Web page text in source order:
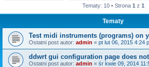
Tematy: 10 • Strona 1 z 1
Tematy
Test midi instruments (programs) on
Ostatni post autor: admin « pt lut 06, 2015 4:24
ddwrt gui configuration page does
Ostatni post autor: admin « śr kwie 09, 2014